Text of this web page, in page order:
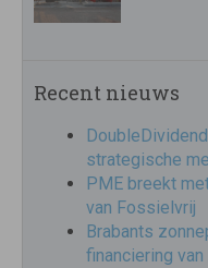
Recent nieuws
strategische
PME breekt
van Fossielvrij
Brabants
financiering